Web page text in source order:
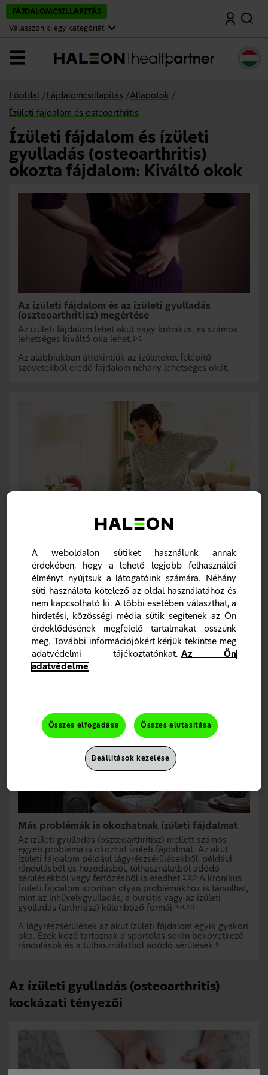
U
FÁJDALOMCSILLAPÍTÁS
Válasszon ki egy kategóriát
Keresés
Menü
Főoldal / Fájdalomcsillapítás /Állapotok /
Ízületi fájdalom és osteoarthritis
Ízületi fájdalom és ízületi
gyulladás (osteoarthritis)
okozta fájdalom: Kiváltó okok
Az ízületi fájdalom és az ízületi gyulladás
(oszteoarthritisz) megértése
Az ízületi fájdalom lehet akut vagy krónikus, és számos
lehetséges kiváltó oka lehet. 1-3
Az alábbiakban áttekintjük az ízületeket felépítő
szövetekből eredő fájdalom néhány lehetséges okát.
fájdalom súlyosbodásának leggyakoribb oka
szerkezeti változások jellemzőek, amelyeket számos
patogén tényező6-8 okozhat.
Mechanikus: a porcösszetétel változásai növelik az
erőhatás okozta eróziókkal szembeni
érzékenységét.
Anyagcsere: a károsodásra válaszul a sejtek
jelátviteli útvonalai aktiválódnak, ami további
ízületi károsodáshoz vezet.
Gyulladás: a metabolikus aktivitás
proinflammatorikus választ indít el.
Ez az összetett folyamat végül az ízületi szövetek
szerkezeti károsodásához vezet, ami miatt az ízület nem
Más problémák is okozhatnak ízületi fájdalmat
Az ízületi gyulladás (oszteoarthritisz) mellett számos
egyéb probléma is okozhat ízületi fájdalmat. Az akut
ízületi fájdalom például lágyrészsérülésekből, például
rándulásból és húzódásból, túlhasználatból adódó
sérülésekből vagy fertőzésből is eredhet. 2,3,9 A krónikus
ízületi fájdalom azonban olyan problémákhoz is társulhat,
mint az ínhüvelygyulladás, a bursitis vagy az ízületi
gyulladás (arthritisz) különböző formái. 2-4,10
A lágyrészsérülések az akut ízületi fájdalom egyik gyakori
oka. Ezek közé tartoznak a sportolás során bekövetkező
rándulások és a túlhasználatból adódó sérülések. 9
Az ízületi gyulladás (osteoarthritis)
kockázati tényezői
A weboldalon sütiket használunk annak
érdekében, hogy a lehető legjobb felhasználói
élményt nyújtsuk a látogatóink számára. Néhány
süti használata kötelező az oldal használatához és
nem kapcsolható ki. A többi esetében választhat, a
hirdetési, közösségi média sütik segítenek az Ön
érdeklődésének megfelelő tartalmakat osszunk
meg. További információjókért kérjük tekintse meg
adatvédelmi tájékoztatónkat. Az Ön
adatvédelme
Összes elfogadása Összes elutasítása
Beállítások kezelése